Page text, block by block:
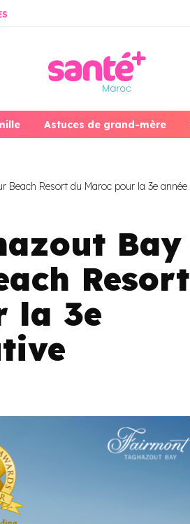
Astuces de grand-mère
Beach Resort du Maroc pour la 3e année
Bay
Resort
la 3e